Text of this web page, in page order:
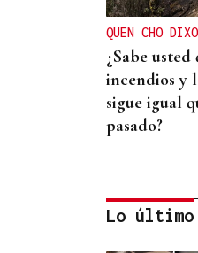
QUEN CHO DIXO
¿Sabe
incendios y
sigue igual
pasado?
Lo último